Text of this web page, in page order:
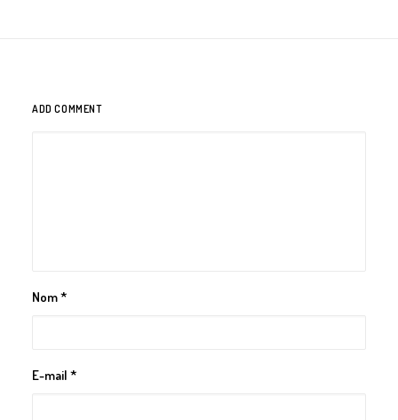
ADD COMMENT
Nom*
E-mail *